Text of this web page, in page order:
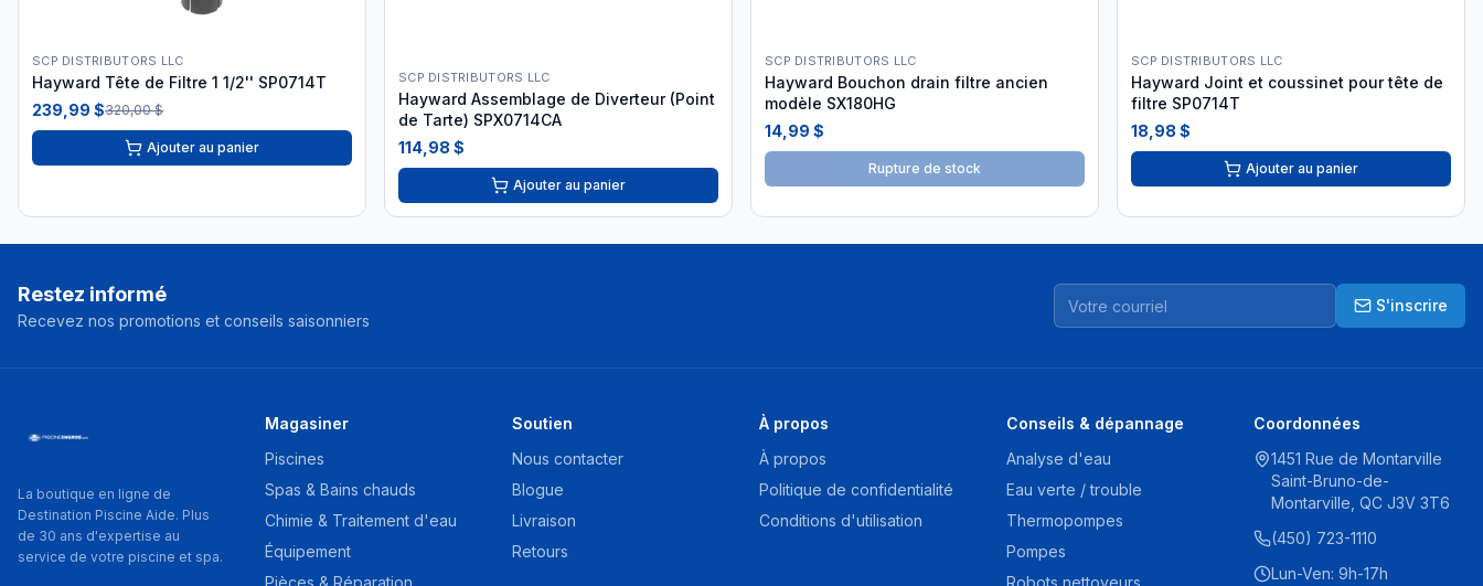
SCP DISTRIBUTORS LLC
Hayward Tête de Filtre 1 1/2'' SP0714T
239,99 $320,00 $
Ajouter au panier
SCP DISTRIBUTORS LLC
Hayward Assemblage de Diverteur (Point
de Tarte) SPX0714CA
114,98 $
Ajouter au panier
SCP DISTRIBUTORS LLC
Hayward Bouchon drain filtre ancien
modèle SX180HG
14,99 $
Rupture de stock
SCP DISTRIBUTORS LLC
Hayward Joint et coussinet pour tête de
filtre SP0714T
18,98 $
Ajouter au panier
Restez informé
Recevez nos promotions et conseils saisonniers
S'inscrire
La boutique en ligne de
Destination Piscine Aide. Plus
de 30 ans d'expertise au
service de votre piscine et spa.
Magasiner
Piscines
Spas & Bains chauds
Chimie & Traitement d'eau
Équipement
Soutien
Nous contacter
Blogue
Livraison
Retours
À propos
À propos
Politique de confidentialité
Conditions d'utilisation
Conseils & dépannage
Analyse d'eau
Eau verte / trouble
Thermopompes
Pompes
Coordonnées
1451 Rue de Montarville
Saint-Bruno-de-
Montarville, QC J3V 3T6
(450) 723-1110
Lun-Ven: 9h-17h